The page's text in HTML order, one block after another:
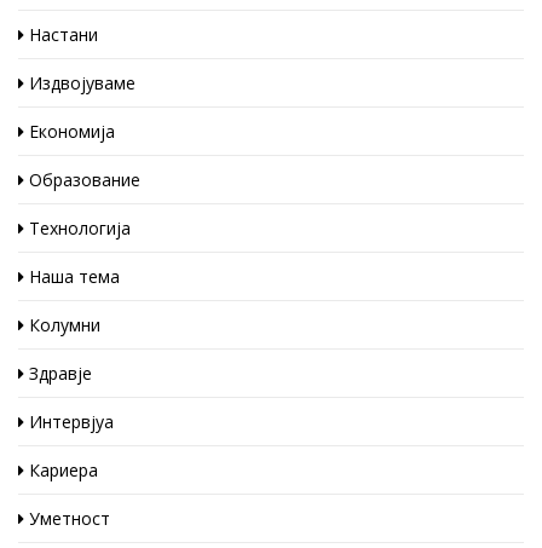
Настани
Издвојуваме
Економија
Образование
Технологија
Наша тема
Колумни
Здравје
Интервјуа
Кариера
Уметност